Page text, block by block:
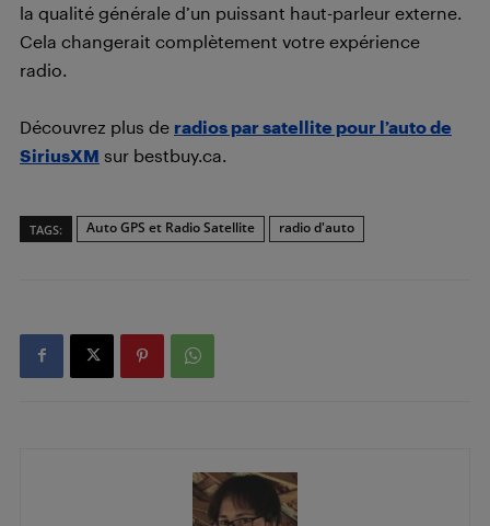
la qualité générale d’un puissant haut-parleur externe.
Cela changerait complètement votre expérience
radio.
Découvrez plus de radios par satellite pour l’auto de
SiriusXM sur bestbuy.ca.
TAGS: Auto GPS et Radio Satellite radio d'auto